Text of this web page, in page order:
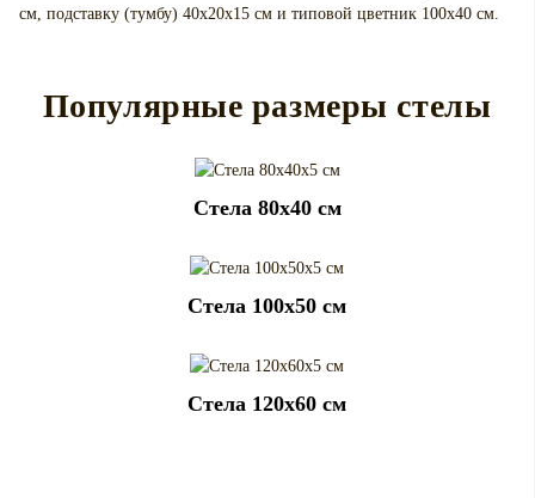
см, подставку (тумбу) 40х20х15 см и типовой цветник 100х40 см.
Популярные размеры стелы
Cтела 80x40 см
Cтела 100x50 см
Cтела 120x60 см